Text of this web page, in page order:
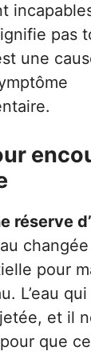
pas
une
réserve
pour
L’eau
et il
que